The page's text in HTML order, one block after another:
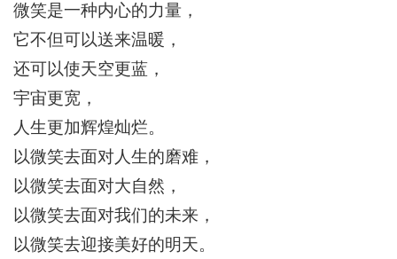
微笑是一种内心的力量，
它不但可以送来温暖 ，
还可以使天空更蓝，
宇宙更宽，
人生更加辉煌灿烂。
以微笑去面对人生的磨难，
以微笑去面对大自然，
以微笑去面对我们的未来，
以微笑去迎接美好的明天。